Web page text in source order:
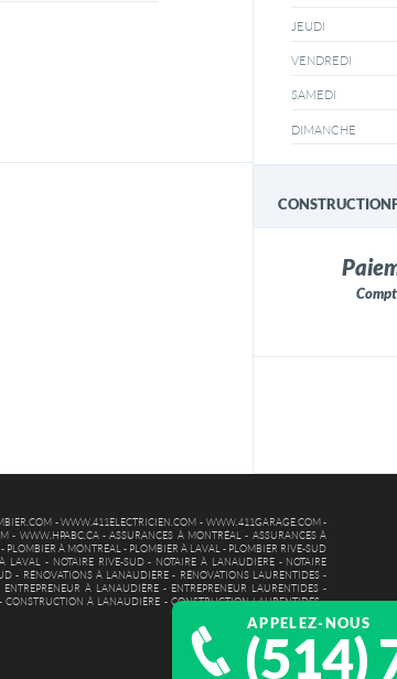
APPELEZ-NOUS
(514)
JEUDI
VENDREDI
SAMEDI
DIMANCHE
-WWW.411ELECTRICIEN.COM - WWW.411GARAGE.COM -
- WWW.HPABC.CA-ASSURANCES À MONTRÉAL - ASSURANCES À
PLOMBIER À MONTRÉAL - PLOMBIER À LAVAL - PLOMBIER RIVE-SUD
LAVAL - NOTAIRE RIVE-SUD- NOTAIRE À LANAUDIÈRE- NOTAIRE
- RÉNOVATIONS À LANAUDIÈRE - RÉNOVATIONS LAURENTIDES-
ENTREPRENEUR À LANAUDIÈRE - ENTREPRENEUR LAURENTIDES -
CONSTRUCTION À LANAUDIÈRE - CONSTRUCTION LAURENTIDES-